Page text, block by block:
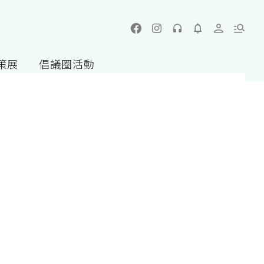
展 倡議圈活動